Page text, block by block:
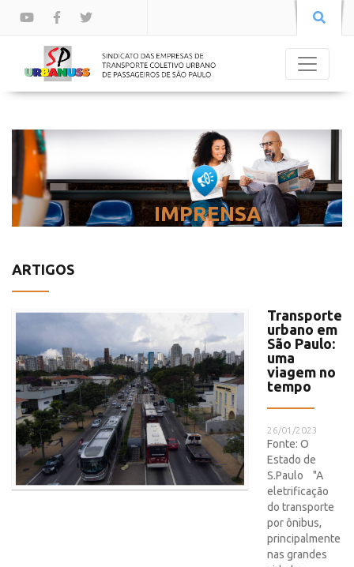
IMPRENSA
ARTIGOS
Transporte
urbano em
São Paulo:
uma
viagem no
tempo
26/01/2023
Fonte: O
Estado de
S.Paulo "A
eletrificação
do transporte
por ônibus,
principalmente
nas grandes